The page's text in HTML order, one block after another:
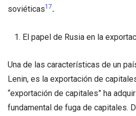
soviéticas17.
El papel de Rusia en la
Una de las características de un
Lenin, es la exportación de
“exportación de capitales” ha
fundamental de fuga de capitales.